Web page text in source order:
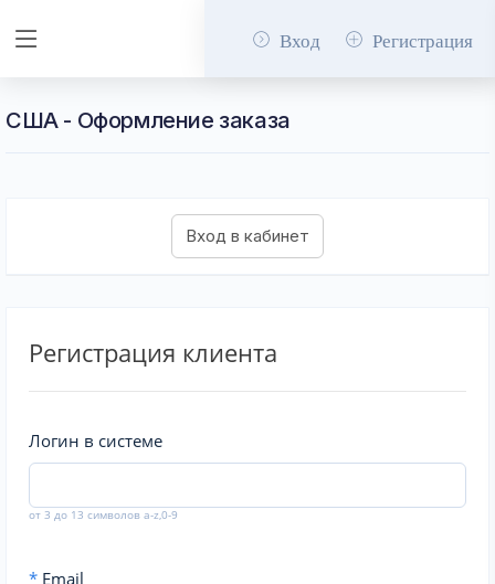
Вход Регистрация
США - Оформление заказа
Регистрация клиента
Логин в системе
от 3 до 13 символов a-z,0-9
* Email